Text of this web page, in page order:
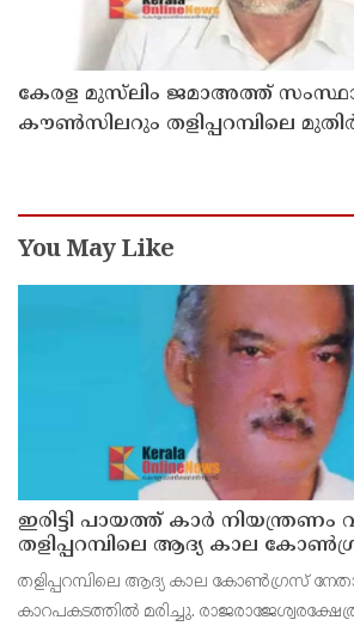
കേരള മുസ്‌ലിം ജമാഅത്ത്
കൗൺസിലറും തളിപ്പറമ്പിലെ
You May Like
ഇരിട്ടി പായത്ത് കാർ നിയന്ത്രണം
തളിപ്പറമ്പിലെ ആദ്യ കാല
മരിച്ചു
തളിപ്പറമ്പിലെ ആദ്യ കാല കോണ്‍ഗ്രസ്
കാറപകടത്തില്‍ മരിച്ചു.